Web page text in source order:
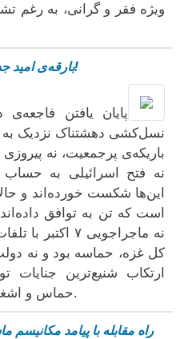
ویژه فقر و گرانی، بە رغم
بارقه‌ی امید جدی اما هنوز توام با ابهامات!
پایان یافتن
باریکه‌ی پرجمعیت، نه
نه فتح اسرائیلی به
این‌ها شکست خورده‌اند و
است که تن به توافق
نه ماجراجویی ۷
کل غزه، حماسه بود و نه
ارتکاب شنیع‌ترین جنایات
حماس و اشغال دایمی غزه دست بیابد.
راه مقابلە با پیامد